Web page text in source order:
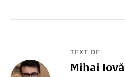
TEXT DE
Mihai